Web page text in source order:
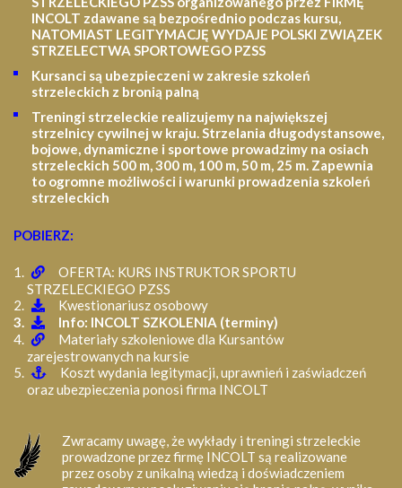
INCOLT zdawane są bezpośrednio podczas kursu,
NATOMIAST LEGITYMACJĘ WYDAJE POLSKI ZWIĄZEK
STRZELECTWA SPORTOWEGO PZSS
Kursanci są ubezpieczeni w zakresie szkoleń
strzeleckich z bronią palną
Treningi strzeleckie realizujemy na największej
strzelnicy cywilnej w kraju. Strzelania długodystansowe,
bojowe, dynamiczne i sportowe prowadzimy na osiach
strzeleckich 500 m, 300 m, 100 m, 50 m, 25 m. Zapewnia
to ogromne możliwości i warunki prowadzenia szkoleń
strzeleckich
POBIERZ:
OFERTA: KURS INSTRUKTOR SPORTU
STRZELECKIEGO PZSS
Kwestionariusz osobowy
Info: INCOLT SZKOLENIA (terminy)
Materiały szkoleniowe dla Kursantów
zarejestrowanych na kursie
Koszt wydania legitymacji, uprawnień i zaświadczeń
oraz ubezpieczenia ponosi firma INCOLT
Zwracamy uwagę, że wykłady i treningi strzeleckie
prowadzone przez firmę INCOLT są realizowane
przez osoby z unikalną wiedzą i doświadczeniem